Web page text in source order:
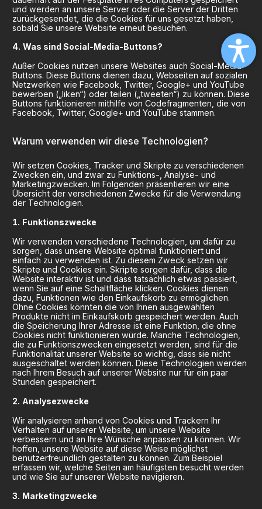
und werden an unsere Server oder die Server der Dritten
zurückgesendet, die die Cookies für uns gesetzt haben,
sobald Sie unsere Website erneut besuchen.
Was sind Social-Media-Buttons?
Außer Cookies nutzen unsere Websites auch Social-Media-
Buttons. Diese Buttons dienen dazu, Webseiten auf sozialen
Netzwerken wie Facebook, Twitter, Google+ und YouTube
bewerben („liken“) oder teilen („tweeten“) zu können. Diese
Buttons funktionieren mithilfe von Codefragmenten, die von
Facebook, Twitter, Google+ und YouTube stammen.
Warum verwenden wir diese Technologien?
Wir setzen Cookies, Tracker und Skripte zu verschiedenen
Zwecken ein, und zwar zu Funktions-, Analyse- und
Marketingzwecken. Im Folgenden präsentieren wir eine
Übersicht der verschiedenen Zwecke für die Verwendung
der Technologien.
Funktionszwecke
Wir verwenden verschiedene Technologien, um dafür zu
sorgen, dass unsere Website optimal funktioniert und
einfach zu verwenden ist. Zu diesem Zweck setzen wir
Skripte und Cookies ein. Skripte sorgen dafür, dass die
Website interaktiv ist und dass tatsächlich etwas passiert,
wenn Sie auf eine Schaltfläche klicken. Cookies dienen
dazu, Funktionen wie den Einkaufskorb zu ermöglichen.
Ohne Cookies könnten die von Ihnen ausgewählten
Produkte nicht im Einkaufskorb gespeichert werden. Auch
die Speicherung Ihrer Adresse ist eine Funktion, die ohne
Cookies nicht funktionieren würde. Manche Technologien,
die zu Funktionszwecken eingesetzt werden, sind für die
Funktionalität unserer Website so wichtig, dass sie nicht
ausgeschaltet werden können. Diese Technologien werden
nach Ihrem Besuch auf unserer Website nur für ein paar
Stunden gespeichert.
Analysezwecke
Wir analysieren anhand von Cookies und Trackern Ihr
Verhalten auf unserer Website, um unsere Website
verbessern und an Ihre Wünsche anpassen zu können. Wir
hoffen, unsere Website auf diese Weise möglichst
benutzerfreundlich gestalten zu können. Zum Beispiel
erfassen wir, welche Seiten am häufigsten besucht werden
und wie Sie auf unserer Website navigieren.
Marketingzwecke